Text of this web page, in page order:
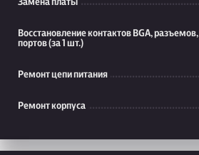
Замена платы
Восстановление контактов BGA, разъемов,
портов (за 1 шт.)
Ремонт цепи питания
Ремонт корпуса